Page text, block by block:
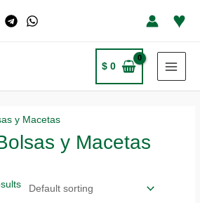
♥
$ 0
y Macetas
y Macetas